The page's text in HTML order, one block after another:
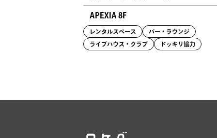
APEXIA 8F
レンタルスペース バー・ラウンジ
ライブハウス・クラブ ドッキリ協力